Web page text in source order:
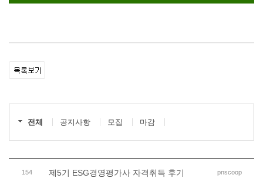
전체 공지사항 모집 마감
154 제5기 ESG경영평가사 자격취득 후기 pnscoop